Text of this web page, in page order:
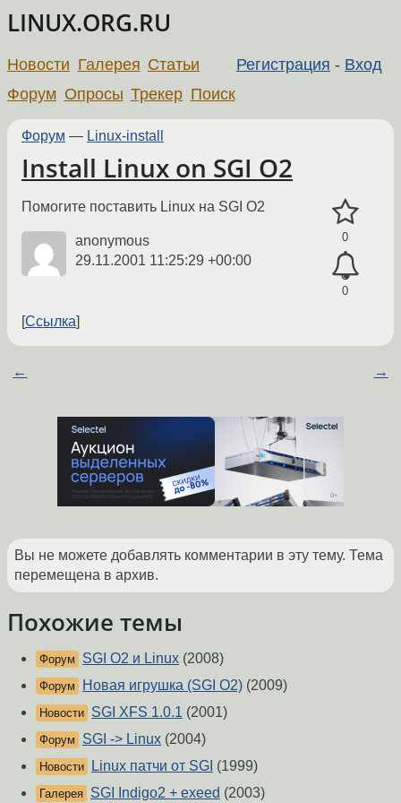
LINUX.ORG.RU
Регистрация - Вход
Новости Галерея Статьи
Форум Опросы Трекер Поиск
Форум — Linux-install
Install Linux on SGI O2
0
0
Помогите поставить Linux на SGI O2
anonymous
29.11.2001 11:25:29 +00:00
Ссылка
← →
Вы не можете добавлять комментарии в эту тему. Тема
перемещена в архив.
Похожие темы
Форум SGI O2 и Linux (2008)
Форум Новая игрушка (SGI O2) (2009)
Новости SGI XFS 1.0.1 (2001)
Форум SGI -> Linux (2004)
Новости Linux патчи от SGI (1999)
Галерея SGI Indigo2 + exeed (2003)